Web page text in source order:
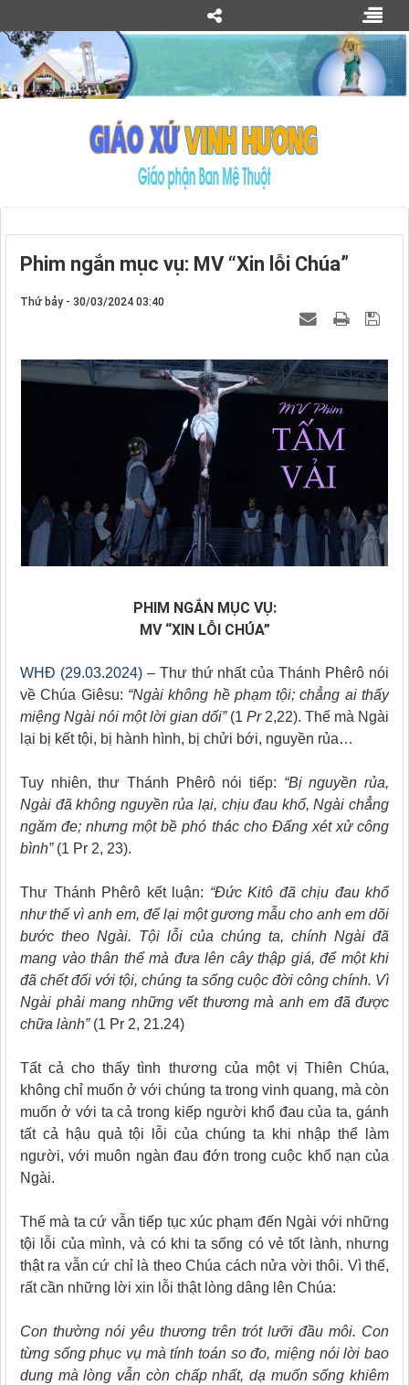
Phim ngắn mục vụ: MV “Xin lỗi Chúa”
Thứ bảy - 30/03/2024 03:40
PHIM NGẮN MỤC VỤ:
MV “XIN LỖI CHÚA”
WHĐ (29.03.2024)– Thư thứ nhất của Thánh Phêrô nói
về Chúa Giêsu: “Ngài không hề phạm tội; chẳng ai thấy
miệng Ngài nói một lời gian dối”(1 Pr2,22). Thế mà Ngài
lại bị kết tội, bị hành hình, bị chửi bới, nguyền rủa…
Tuy nhiên, thư Thánh Phêrô nói tiếp: “Bị nguyền rủa,
Ngài đã không nguyền rủa lại, chịu đau khổ, Ngài chẳng
ngăm đe; nhưng một bề phó thác cho Đấng xét xử công
bình”(1 Pr 2, 23).
Thư Thánh Phêrô kết luận: “Đức Kitô đã chịu đau khổ
như thế vì anh em, để lại một gương mẫu cho anh em dõi
bước theo Ngài. Tội lỗi của chúng ta, chính Ngài đã
mang vào thân thể mà đưa lên cây thập giá, để một khi
đã chết đối với tội, chúng ta sống cuộc đời công chính. Vì
Ngài phải mang những vết thương mà anh em đã được
chữa lành”(1 Pr 2, 21.24)
Tất cả cho thấy tình thương của một vị Thiên Chúa,
không chỉ muốn ở với chúng ta trong vinh quang, mà còn
muốn ở với ta cả trong kiếp người khổ đau của ta, gánh
tất cả hậu quả tội lỗi của chúng ta khi nhập thể làm
người, với muôn ngàn đau đớn trong cuộc khổ nạn của
Ngài.
Thế mà ta cứ vẫn tiếp tục xúc phạm đến Ngài với những
tội lỗi của mình, và có khi ta sống có vẻ tốt lành, nhưng
thật ra vẫn cứ chỉ là theo Chúa cách nửa vời thôi. Vì thế,
rất cần những lời xin lỗi thật lòng dâng lên Chúa:
Con thường nói yêu thương trên trót lưỡi đầu môi. Con
từng sống phục vụ mà tính toán so đo, miệng nói lời bao
dung mà lòng vẫn còn chấp nhất, dạ muốn sống khiêm